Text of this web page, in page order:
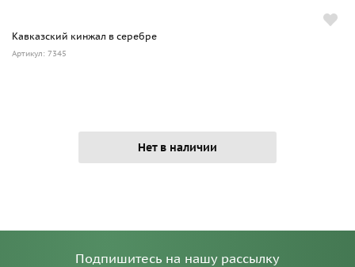
Кавказский кинжал в серебре
Артикул: 7345
Нет в наличии
Подпишитесь на нашу рассылку